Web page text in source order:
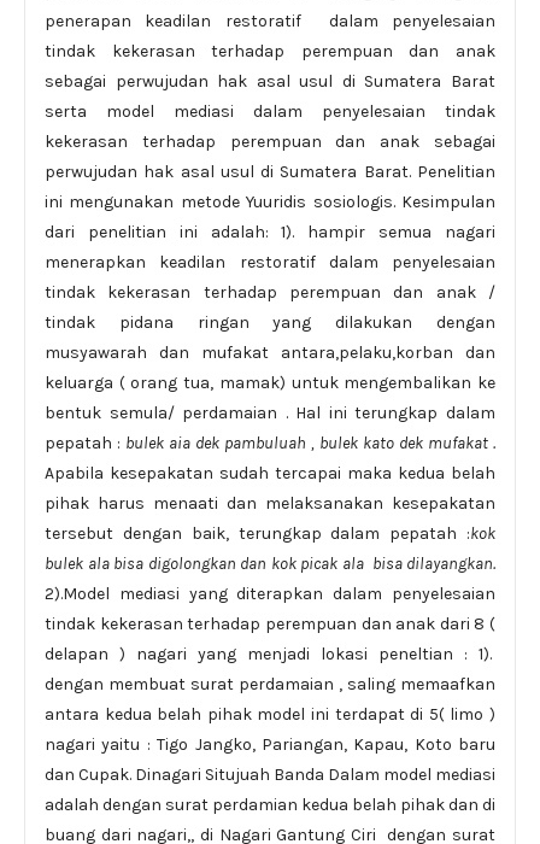
penerapan keadilan restoratif dalam penyelesaian
tindak kekerasan terhadap perempuan dan anak
sebagai perwujudan hak asal usul di Sumatera Barat
serta model mediasi dalam penyelesaian tindak
kekerasan terhadap perempuan dan anak sebagai
perwujudan hak asal usul di Sumatera Barat. Penelitian
ini mengunakan metode Yuuridis sosiologis. Kesimpulan
dari penelitian ini adalah: 1). hampir semua nagari
menerapkan keadilan restoratif dalam penyelesaian
tindak kekerasan terhadap perempuan dan anak /
tindak pidana ringan yang dilakukan dengan
musyawarah dan mufakat antara,pelaku,korban dan
keluarga ( orang tua, mamak) untuk mengembalikan ke
bentuk semula/ perdamaian . Hal ini terungkap dalam
pepatah : bulek aia dek pambuluah , bulek kato dek mufakat .
Apabila kesepakatan sudah tercapai maka kedua belah
pihak harus menaati dan melaksanakan kesepakatan
tersebut dengan baik, terungkap dalam pepatah :kok
bulek ala bisa digolongkan dan kok picak ala bisa dilayangkan.
2).Model mediasi yang diterapkan dalam penyelesaian
tindak kekerasan terhadap perempuan dan anak dari 8 (
delapan ) nagari yang menjadi lokasi peneltian : 1).
dengan membuat surat perdamaian , saling memaafkan
antara kedua belah pihak model ini terdapat di 5( limo )
nagari yaitu : Tigo Jangko, Pariangan, Kapau, Koto baru
dan Cupak. Dinagari Situjuah Banda Dalam model mediasi
adalah dengan surat perdamian kedua belah pihak dan di
buang dari nagari,, di Nagari Gantung Ciri dengan surat